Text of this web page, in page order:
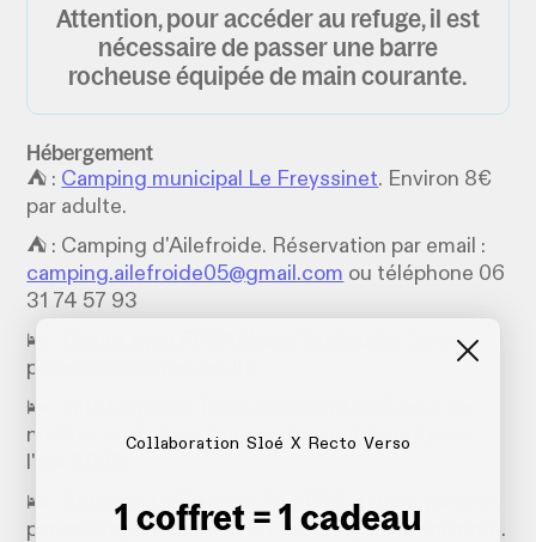
Attention, pour accéder au refuge, il est
nécessaire de passer une barre
rocheuse équipée de main courante.
Hébergement
⛺️ : Camping municipal Le Freyssinet. Environ 8€
par adulte.
⛺️ : Camping d'Ailefroide. Réservation par email :
camping.ailefroide05@gmail.com ou téléphone 06
31 74 57 93
🛌 :
. Demi-
pension à 51€ par adulte.
🛌 :
nuitées en dortoir. Temporairement fermé pour
l'été 2025.
🛌 :
Auberge La Blanche
. 51 à 65€ la demi-pension
par adulte, en fonction du standing de la chambre.
Collaboration Sloé X Recto Verso
1 coffret = 1 cadeau